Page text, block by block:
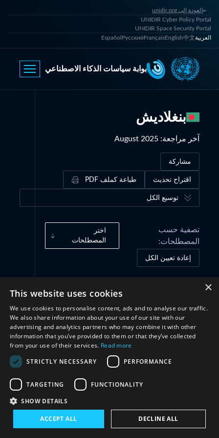
العودة إلى unidir.org
UNIDIR Cyber Policy Portal
UNIDIR Space Security Portal
العربية中文
English
Français
Русский
Español
بوابة سياسات الذكاء الاصطناعي
بنغلاديش
آخر مراجعة:
August 2025
مشاركة
اقتراح تحديث طباعة كملف PDF
توسيع الكل
تصفية حسب
المصطلحات:
اختر
المصطلحات
إعادة تعيين الكل
تعاون(2)
×
This website uses cookies
We use cookies to personalise content, ads and to analyse our traffic.
We also share information about your use of our site with our
advertising and analytics partners who may combine it with other
information that you’ve provided to them or that they’ve collected
from your use of their services. Read more
STRICTLY NECESSARY
PERFORMANCE
TARGETING FUNCTIONALITY
SHOW DETAILS
ACCEPT ALL DECLINE ALL